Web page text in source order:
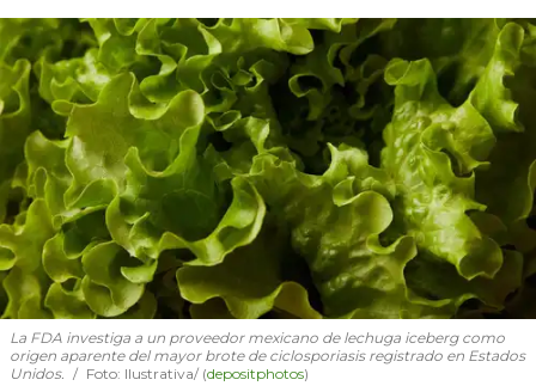
La FDA investiga a un proveedor mexicano de lechuga iceberg como
origen aparente del mayor brote de ciclosporiasis registrado en Estados
Unidos.
Foto: Ilustrativa/ (depositphotos)